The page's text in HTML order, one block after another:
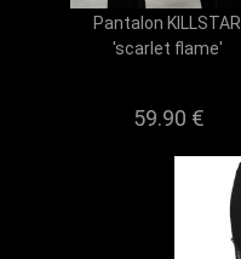
Pantalon KILLSTAR
'scarlet flame'
59.90 €